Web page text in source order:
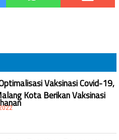
Vaksinasi Covid-19,
Kota Berikan Vaksinasi